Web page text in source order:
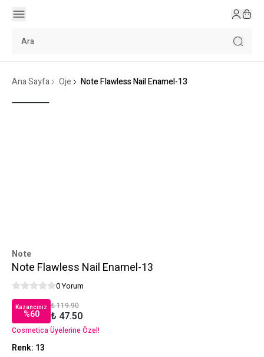
Ana Sayfa Oje Note Flawless Nail Enamel-13
Note
Note Flawless Nail Enamel-13
0 Yorum
Kazancınız
%60
₺ 119.90
₺ 47.50
Cosmetica Üyelerine Özel!
Renk: 13